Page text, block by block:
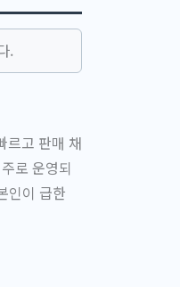
.
르고 판매 채
로 운영되
인이 급한